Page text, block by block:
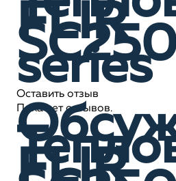
FLIR
series
Оставить отзыв
Пока нет отзывов.
FLIR